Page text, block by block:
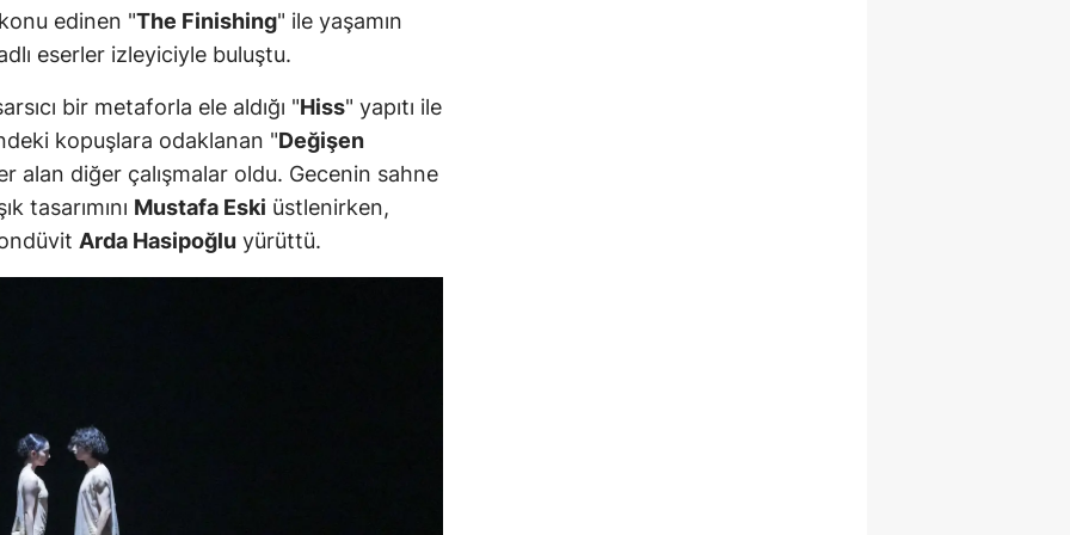
edinen "The Finishing" ile yaşamın
eserler izleyiciyle buluştu.
bir metaforla ele aldığı "Hiss" yapıtı ile
kopuşlara odaklanan "Değişen
alan diğer çalışmalar oldu. Gecenin sahne
tasarımını Mustafa Eski üstlenirken,
Arda Hasipoğlu yürüttü.